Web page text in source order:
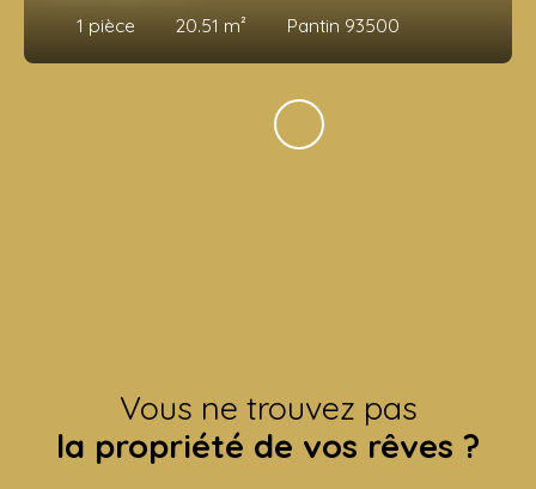
1 pièce 20.51 m² Pantin 93500
Vous ne trouvez pas
la propriété de vos rêves ?